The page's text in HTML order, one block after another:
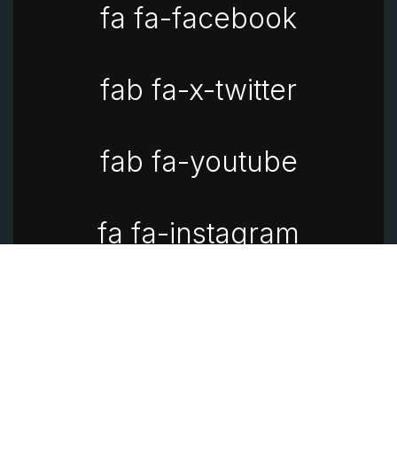
fa fa-facebook
fab fa-x-twitter
fab fa-youtube
fa fa-instagram